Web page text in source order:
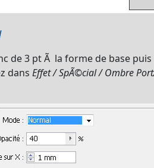
de 3 pt Ã la forme de base
dans Effet / SpÃ©cial / Ombre